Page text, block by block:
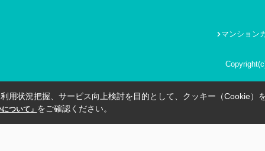
マンション
用状況把握、サービス向上検討を目的として、クッキー（Cookie）
ついて」 をご確認ください。